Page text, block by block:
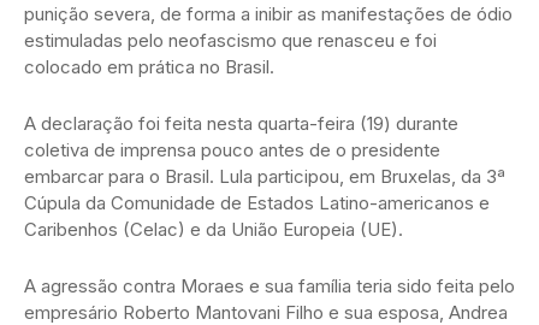
punição severa, de forma a inibir as manifestações de ódio
estimuladas pelo neofascismo que renasceu e foi
colocado em prática no Brasil.
A declaração foi feita nesta quarta-feira (19) durante
coletiva de imprensa pouco antes de o presidente
embarcar para o Brasil. Lula participou, em Bruxelas, da 3ª
Cúpula da Comunidade de Estados Latino-americanos e
Caribenhos (Celac) e da União Europeia (UE).
A agressão contra Moraes e sua família teria sido feita pelo
empresário Roberto Mantovani Filho e sua esposa, Andrea